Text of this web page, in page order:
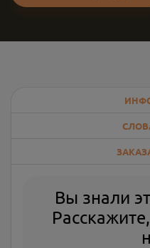
Вы знали